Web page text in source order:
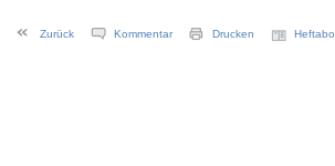
Zurück Kommentar Drucken Heftabo